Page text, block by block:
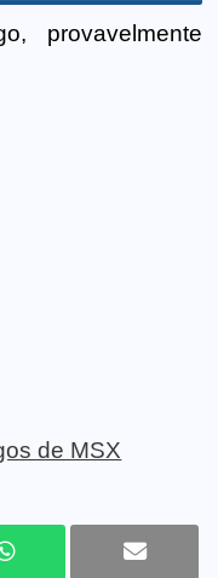
provavelmente
de MSX